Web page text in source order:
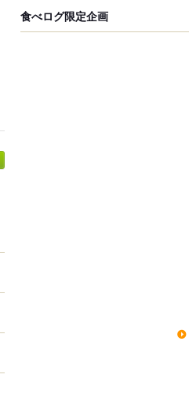
食べログ限定企画